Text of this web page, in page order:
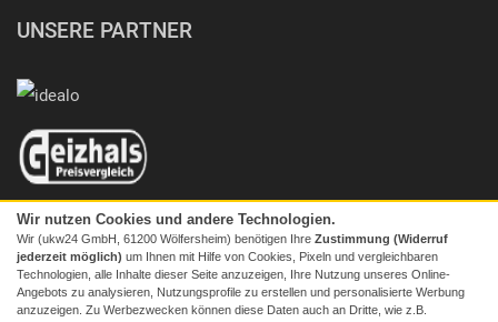
UNSERE PARTNER
Wir nutzen Cookies und andere Technologien.
Wir (ukw24 GmbH, 61200 Wölfersheim) benötigen Ihre Zustimmung (Widerruf
jederzeit möglich) um Ihnen mit Hilfe von Cookies, Pixeln und vergleichbaren
Technologien, alle Inhalte dieser Seite anzuzeigen, Ihre Nutzung unseres Online-
Angebots zu analysieren, Nutzungsprofile zu erstellen und personalisierte Werbung
anzuzeigen. Zu Werbezwecken können diese Daten auch an Dritte, wie z.B.